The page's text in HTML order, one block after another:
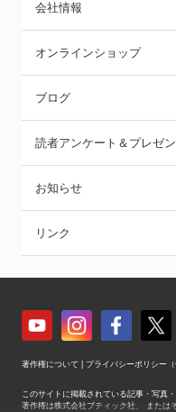
会社情報
オンラインショップ
ブログ
読者アンケート＆プレゼン
お知らせ
リンク
著作権について プライバシーポリシー（
このサイトに掲載されている記事・写真
著作権は株式会社ブティック社、 または